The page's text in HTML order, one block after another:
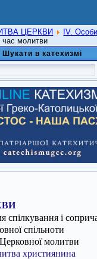
ЦЕРКВИ
ІV.
час молитви
Шукати в катехизмі
спілкування і
спільноти
Церковної молитви
християнина